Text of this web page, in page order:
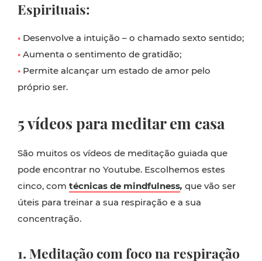
Espirituais:
• Desenvolve a intuição – o chamado sexto sentido;
• Aumenta o sentimento de gratidão;
• Permite alcançar um estado de amor pelo
próprio ser.
5 vídeos para meditar em casa
São muitos os vídeos de meditação guiada que
pode encontrar no Youtube. Escolhemos estes
cinco, com técnicas de mindfulness, que vão ser
úteis para treinar a sua respiração e a sua
concentração.
1. Meditação com foco na respiração